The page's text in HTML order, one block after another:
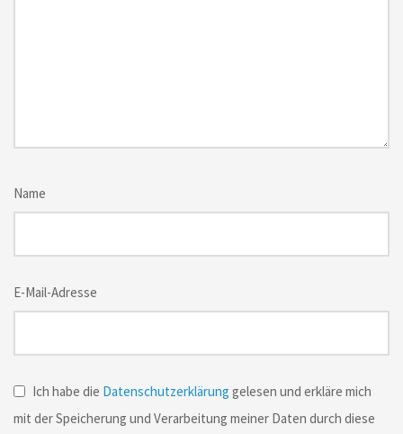
Name
E-Mail-Adresse
Ich habe die Datenschutzerklärung gelesen und erkläre mich
mit der Speicherung und Verarbeitung meiner Daten durch diese